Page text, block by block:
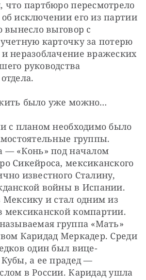
что партбюро пересмотрело
исключении его из партии
вынесло выговор с
карточку за потерю
неразоблачение вражеских
руководства
было уже можно…
с планом необходимо было
группы.
— «Конь» под началом
Сикейроса, мексиканского
известного Сталину,
войны в Испании.
Мексику и стал одним из
мексиканской компартии.
группа «Мать»
Каридад Меркадер. Среди
один был вице-
а ее прадед —
в России. Каридад ушла